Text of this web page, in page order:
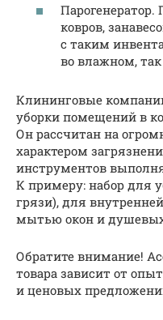
ковров,
с таким
во влажном,
Клининговые
уборки помещений в
Он рассчитан на
характером
инструментов
К примеру: набор для
грязи), для
мытью окон и
Обратите внимание!
товара зависит от
и ценовых